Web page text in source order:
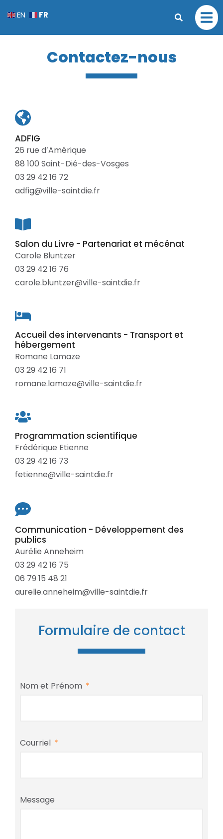
Contactez-nous
ADFIG
26 rue d’Amérique
88 100 Saint-Dié-des-Vosges
03 29 42 16 72
adfig@ville-saintdie.fr
Salon du Livre - Partenariat et mécénat
Carole Bluntzer
03 29 42 16 76
carole.bluntzer@ville-saintdie.fr
Accueil des intervenants - Transport et
hébergement
Romane Lamaze
03 29 42 16 71
romane.lamaze@ville-saintdie.fr
Programmation scientifique
Frédérique Etienne
03 29 42 16 73
fetienne@ville-saintdie.fr
Communication - Développement des
publics
Aurélie Anneheim
03 29 42 16 75
06 79 15 48 21
aurelie.anneheim@ville-saintdie.fr
Formulaire de contact
Nom et Prénom
Courriel
Message
EN FR